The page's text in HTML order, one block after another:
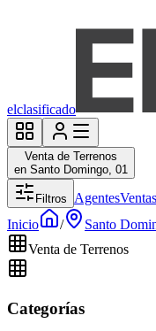
elclasificado
Venta de Terrenos
en Santo Domingo, 01
Filtros Agentes
Inicio
/ Santo
Venta de Terrenos
Categorías